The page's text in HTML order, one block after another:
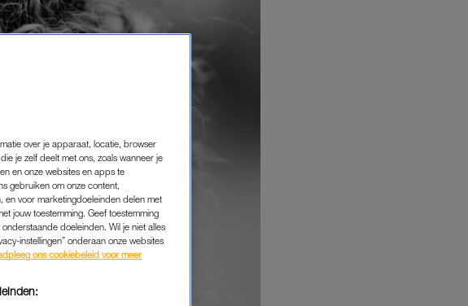
over je apparaat, locatie, browser
je zelf deelt met ons, zoals wanneer je
en onze websites en apps te
gebruiken om onze content,
en voor marketingdoeleinden delen met
jouw toestemming. Geef toestemming
doeleinden. Wil je niet alles
instellingen” onderaan onze websites
ons cookiebeleid voor meer